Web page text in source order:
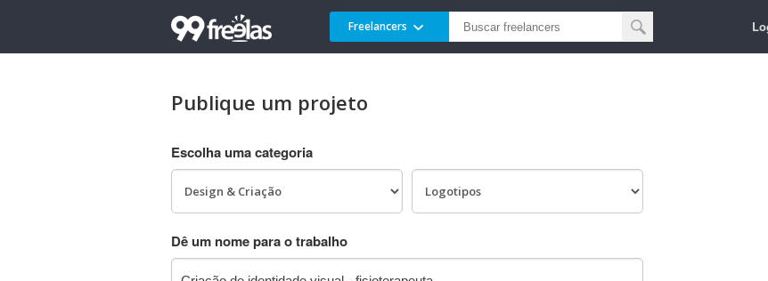
Freelancers
Publique um projeto
Escolha uma categoria
Dê um nome para o trabalho